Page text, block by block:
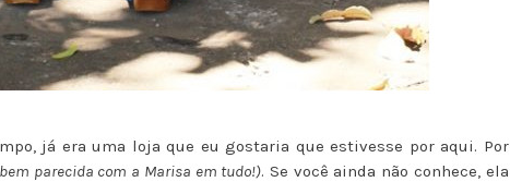
já era uma loja que eu gostaria que estivesse por aqui. Por
parecida com a Marisa em tudo!). Se você ainda não conhece, ela